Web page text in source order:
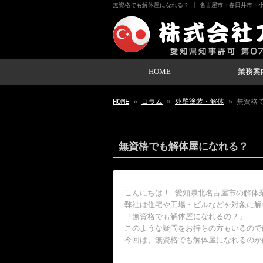
無資格でも解体屋になれる？ | 名古屋市・春日井市・
HOME 業務案
HOME » コラム » 外壁塗装・解体 » 無資格
無資格でも解体屋になれる？
こんにちは！ 愛知県北名古屋市の解体
弊社は住宅や工場・ビルなどを対象に
「無資格でも解体屋になれるの？」
このような疑問をお持ちの方もいるの
今回は、無資格でも解体屋になれるの